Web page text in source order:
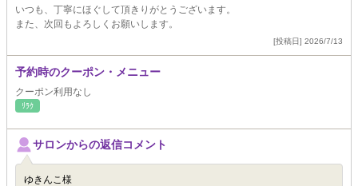
いつも、丁寧にほぐして頂きりがとうございます。
また、次回もよろしくお願いします。
[投稿日] 2026/7/13
予約時のクーポン・メニュー
クーポン利用なし
ﾘﾗｸ
サロンからの返信コメント
ゆきんこ様